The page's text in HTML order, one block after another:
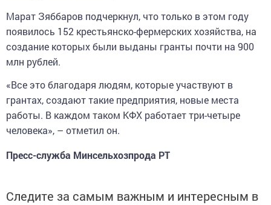
Марат Зяббаров подчеркнул, что только в этом году
появилось 152 крестьянско-фермерских хозяйства, на
создание которых были выданы гранты почти на 900
млн рублей.
«Все это благодаря людям, которые участвуют в
грантах, создают такие предприятия, новые места
работы. В каждом таком КФХ работает три-четыре
человека», – отметил он.
Пресс-служба Минсельхозпрода РТ
Следите за самым важным и интересным в